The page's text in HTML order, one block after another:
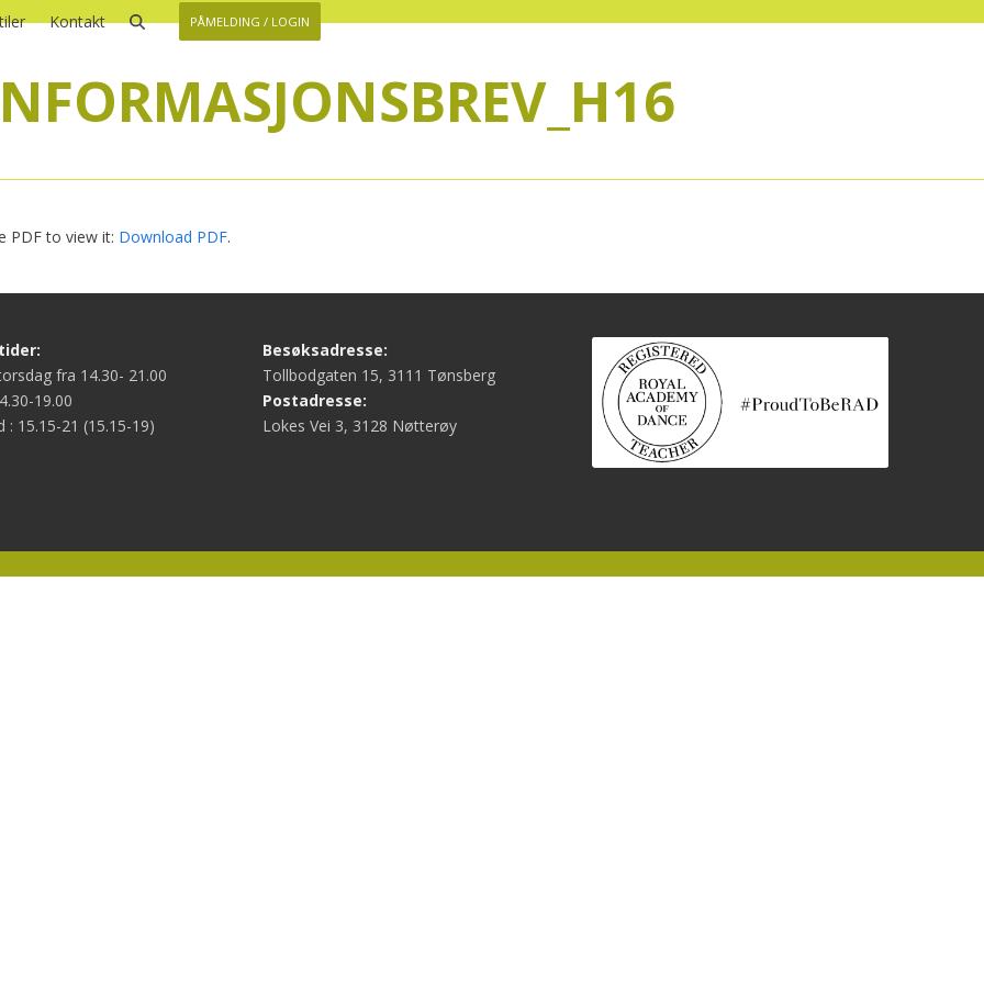
PÅMELDING / LOGIN
Kontakt
PDF to view it: Download PDF.
fra 14.30- 21.00
19.00
: 15.15-21 (15.15-19)
Besøksadresse:
Tollbodgaten 15, 3111 Tønsberg
Postadresse:
Lokes Vei 3, 3128 Nøtterøy